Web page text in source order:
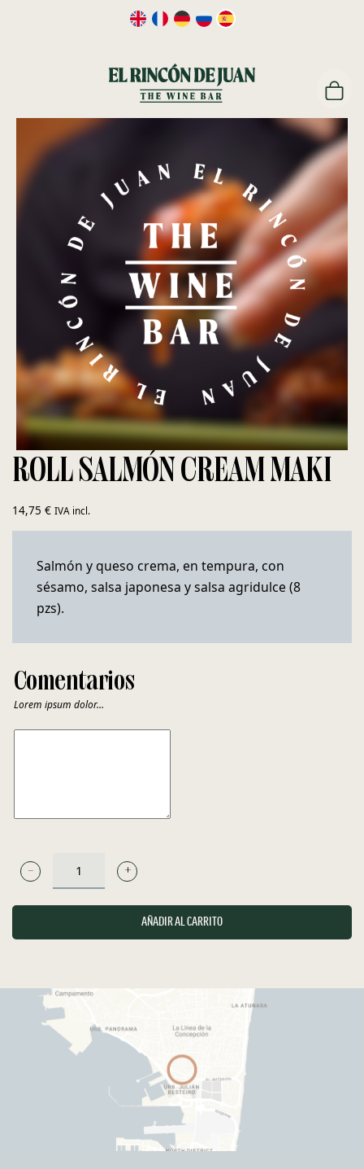
ROLL SALMÓN CREAM MAKI
14,75 € IVA incl.
Salmón y queso crema, en tempura, con
sésamo, salsa japonesa y salsa agridulce (8
pzs).
Comentarios
Lorem ipsum dolor…
ROLL
CREAM
CANTIDAD
AÑADIR AL CARRITO